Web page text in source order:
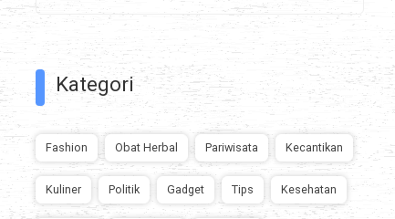
Kategori
Fashion Obat Herbal Pariwisata Kecantikan
Kuliner Politik Gadget Tips Kesehatan